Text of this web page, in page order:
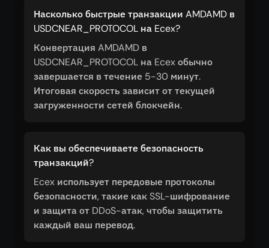
Насколько быстрые транзакции AMDAMD в
USDCNEAR_PROTOCOL на Ecex?
Конвертация AMDAMD в
USDCNEAR_PROTOCOL на Ecex обычно
завершается в течение 5-30 минут.
Итоговая скорость зависит от текущей
загруженности сетей блокчейн.
Как вы обеспечиваете безопасность
транзакций?
Ecex использует передовые протоколы
безопасности, такие как SSL-шифрование
и защита от DDoS-атак, чтобы защитить
каждый ваш перевод.